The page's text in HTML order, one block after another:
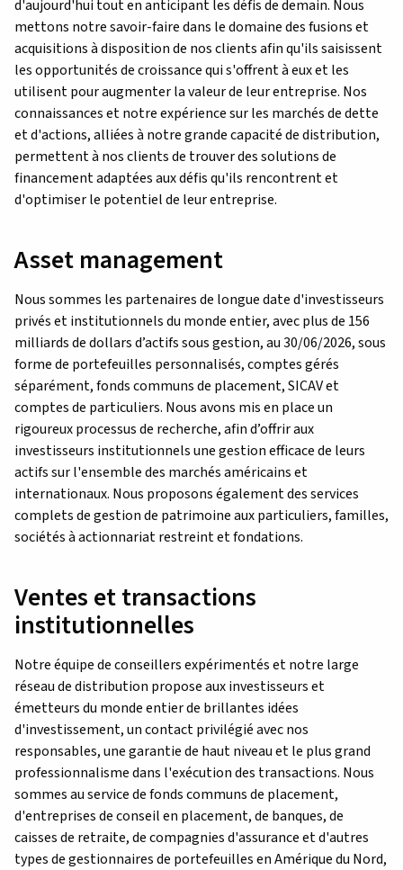
d'aujourd'hui tout en anticipant les défis de demain. Nous
mettons notre savoir-faire dans le domaine des fusions et
acquisitions à disposition de nos clients afin qu'ils saisissent
les opportunités de croissance qui s'offrent à eux et les
utilisent pour augmenter la valeur de leur entreprise. Nos
connaissances et notre expérience sur les marchés de dette
et d'actions, alliées à notre grande capacité de distribution,
permettent à nos clients de trouver des solutions de
financement adaptées aux défis qu'ils rencontrent et
d'optimiser le potentiel de leur entreprise.
Asset management
Nous sommes les partenaires de longue date d'investisseurs
privés et institutionnels du monde entier, avec plus de 156
milliards de dollars d’actifs sous gestion, au 30/06/2026, sous
forme de portefeuilles personnalisés, comptes gérés
séparément, fonds communs de placement, SICAV et
comptes de particuliers. Nous avons mis en place un
rigoureux processus de recherche, afin d’offrir aux
investisseurs institutionnels une gestion efficace de leurs
actifs sur l'ensemble des marchés américains et
internationaux. Nous proposons également des services
complets de gestion de patrimoine aux particuliers, familles,
sociétés à actionnariat restreint et fondations.
Ventes et transactions
institutionnelles
Notre équipe de conseillers expérimentés et notre large
réseau de distribution propose aux investisseurs et
émetteurs du monde entier de brillantes idées
d'investissement, un contact privilégié avec nos
responsables, une garantie de haut niveau et le plus grand
professionnalisme dans l'exécution des transactions. Nous
sommes au service de fonds communs de placement,
d'entreprises de conseil en placement, de banques, de
caisses de retraite, de compagnies d'assurance et d'autres
types de gestionnaires de portefeuilles en Amérique du Nord,